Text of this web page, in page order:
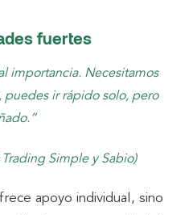
fuertes
importancia. Necesitamos
puedes ir rápido solo, pero
Simple y Sabio)
apoyo individual, sino